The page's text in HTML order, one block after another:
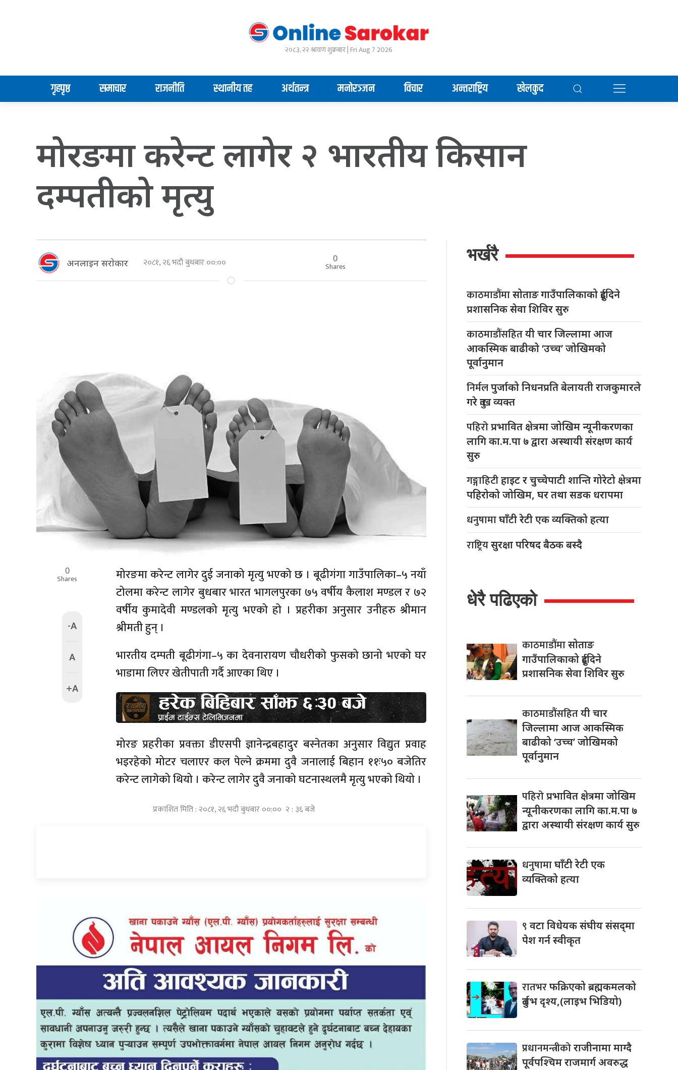
२०८३, २२ श्रावण शुक्रबार | Fri Aug 7 2026
गृहपृष्ठ समाचार राजनीति स्थानीय तह अर्थतन्त्र मनोरञ्जन विचार अन्तराष्ट्रिय खेलकुद
मोरङमा करेन्ट लागेर २ भारतीय किसान
दम्पतीको मृत्यु
अनलाइन सराेकार २०८१, २६ भदौ बुधबार ००:०० 0
Shares
0
Shares
-A
A
+A
मोरङमा करेन्ट लागेर दुई जनाको मृत्यु भएको छ । बूढीगंगा गाउँपालिका–५ नयाँ
टोलमा करेन्ट लागेर बुधबार भारत भागलपुरका ७५ वर्षीय कैलाश मण्डल र ७२
वर्षीय कुमादेवी मण्डलको मृत्यु भएको हो । प्रहरीका अनुसार उनीहरु श्रीमान
श्रीमती हुन् ।
भारतीय दम्पती बूढीगंगा–५ का देवनारायण चौधरीको फुसको छानो भएको घर
भाडामा लिएर खेतीपाती गर्दै आएका थिए ।
मोरङ प्रहरीका प्रवक्ता डीएसपी ज्ञानेन्द्रबहादुर बस्नेतका अनुसार विद्युत प्रवाह
भइरहेको मोटर चलाएर कल पेल्ने क्रममा दुवै जनालाई बिहान ११ः५० बजेतिर
करेन्ट लागेको थियो । करेन्ट लागेर दुवै जनाको घटनास्थलमै मृत्यु भएको थियो ।
प्रकाशित मिति : २०८१, २६ भदौ बुधबार ००:०० २ : ३६ बजे
भर्खरै
काठमाडौंमासोताङ गाउँपालिकाको दुईदिने
प्रशासनिक सेवा शिविर सुरु
काठमाडौंसहितयी चार जिल्लामा आज
आकस्मिक बाढीको ‘उच्च’ जोखिमको
पूर्वानुमान
निर्मलपुर्जाको निधनप्रति बेलायती राजकुमारले
गरे दुःख व्यक्त
पहिरोप्रभावित क्षेत्रमा जोखिम न्यूनीकरणका
लागि का.म.पा ७ द्वारा अस्थायी संरक्षण कार्य
सुरु
गङ्गाहिटीहाइट र चुच्चेपाटी शान्ति गोरेटो क्षेत्रमा
पहिरोको जोखिम, घर तथा सडक धरापमा
धनुषामाघाँटी रेटी एक व्यक्तिको हत्या
राष्ट्रियसुरक्षा परिषद बैठक बस्दै
धेरै पढिएको
काठमाडौंमासोताङ
गाउँपालिकाको दुईदिने
प्रशासनिक सेवा शिविर सुरु
काठमाडौंसहितयी चार
जिल्लामा आज आकस्मिक
बाढीको ‘उच्च’ जोखिमको
पूर्वानुमान
पहिरोप्रभावित क्षेत्रमा जोखिम
न्यूनीकरणका लागि का.म.पा ७
द्वारा अस्थायी संरक्षण कार्य सुरु
धनुषामाघाँटी रेटी एक
व्यक्तिको हत्या
९वटा विधेयक संघीय संसद्‌मा
पेश गर्न स्वीकृत
रातभरफक्रिएको ब्रह्मकमलको
दुर्लभ दृश्य,(लाइभ भिडियो)
प्रधानमन्त्रीकोराजीनामा माग्दै
पूर्वपश्चिम राजमार्ग अवरुद्ध